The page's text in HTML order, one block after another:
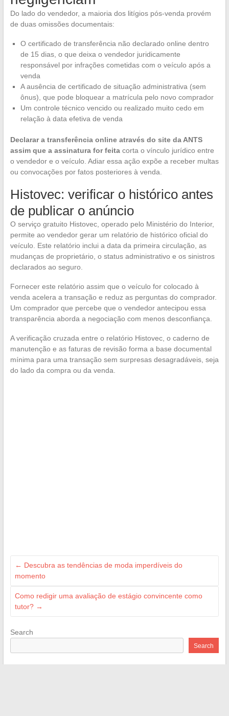
Do lado do vendedor, a maioria dos litígios pós-venda provém
de duas omissões documentais:
O certificado de transferência não declarado online dentro
de 15 dias, o que deixa o vendedor juridicamente
responsável por infrações cometidas com o veículo após a
venda
A ausência de certificado de situação administrativa (sem
ônus), que pode bloquear a matrícula pelo novo comprador
Um controle técnico vencido ou realizado muito cedo em
relação à data efetiva de venda
Declarar a transferência online através do site da ANTS
assim que a assinatura for feitacorta o vínculo jurídico entre
o vendedor e o veículo. Adiar essa ação expõe a receber multas
ou convocações por fatos posteriores à venda.
Histovec: verificar o histórico antes
de publicar o anúncio
O serviço gratuito Histovec, operado pelo Ministério do Interior,
permite ao vendedor gerar um relatório de histórico oficial do
veículo. Este relatório inclui a data da primeira circulação, as
mudanças de proprietário, o status administrativo e os sinistros
declarados ao seguro.
Fornecer este relatório assim que o veículo for colocado à
venda acelera a transação e reduz as perguntas do comprador.
Um comprador que percebe que o vendedor antecipou essa
transparência aborda a negociação com menos desconfiança.
A verificação cruzada entre o relatório Histovec, o caderno de
manutenção e as faturas de revisão forma a base documental
mínima para uma transação sem surpresas desagradáveis, seja
do lado da compra ou da venda.
← Descubra as tendências de moda imperdíveis do
momento
Como redigir uma avaliação de estágio convincente como
tutor? →
Search
Search